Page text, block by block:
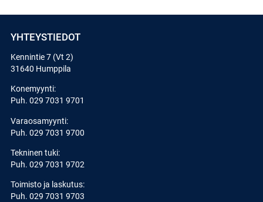
YHTEYSTIEDOT
Kennintie 7 (Vt 2)
31640 Humppila
Konemyynti:
Puh. 029 7031 9701
Varaosamyynti:
Puh. 029 7031 9700
Tekninen tuki:
Puh. 029 7031 9702
Toimisto ja laskutus:
Puh. 029 7031 9703